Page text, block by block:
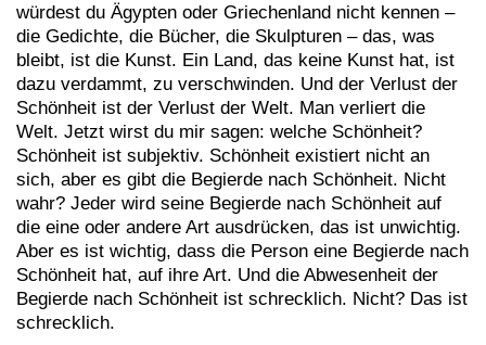
würdest du Ägypten oder Griechenland nicht kennen –
die Gedichte, die Bücher, die Skulpturen – das, was
bleibt, ist die Kunst. Ein Land, das keine Kunst hat, ist
dazu verdammt, zu verschwinden. Und der Verlust der
Schönheit ist der Verlust der Welt. Man verliert die
Welt. Jetzt wirst du mir sagen: welche Schönheit?
Schönheit ist subjektiv. Schönheit existiert nicht an
sich, aber es gibt die Begierde nach Schönheit. Nicht
wahr? Jeder wird seine Begierde nach Schönheit auf
die eine oder andere Art ausdrücken, das ist unwichtig.
Aber es ist wichtig, dass die Person eine Begierde nach
Schönheit hat, auf ihre Art. Und die Abwesenheit der
Begierde nach Schönheit ist schrecklich. Nicht? Das ist
schrecklich.